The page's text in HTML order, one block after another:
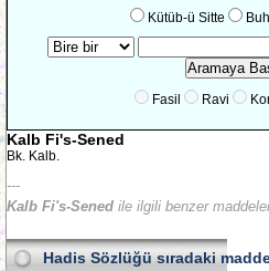
Kütüb-ü Sitte
Fasil Ravi
Kalb Fi's-Sened
Bk. Kalb.
---
Kalb Fi's-Sened ile ilgili benzer
Hadis Sözlüğü sıradaki